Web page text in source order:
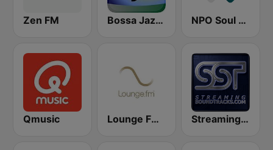
Zen FM Bossa Jazz Brasil NPO Soul & Jazz
Qmusic Lounge FM Digital StreamingSoundtracks.com